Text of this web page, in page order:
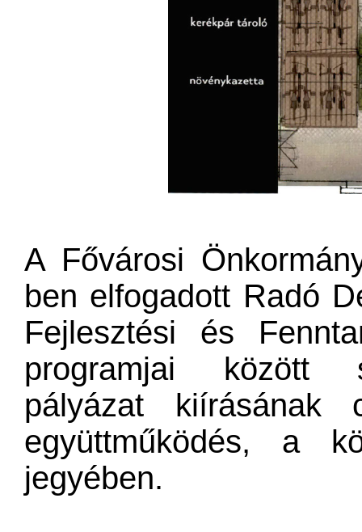
A Fővárosi
ben elfogadott Radó
Fejlesztési és
programjai között
pályázat kiírásának
együttműködés, a
jegyében.